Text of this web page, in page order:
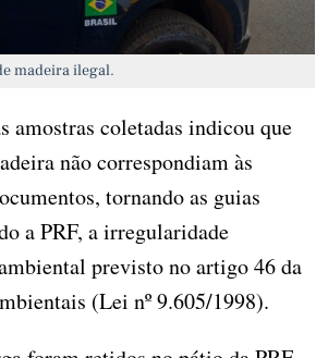
madeira ilegal.
amostras coletadas indicou que
não correspondiam às
tornando as guias
a PRF, a irregularidade
previsto no artigo 46 da
(Lei nº 9.605/1998).